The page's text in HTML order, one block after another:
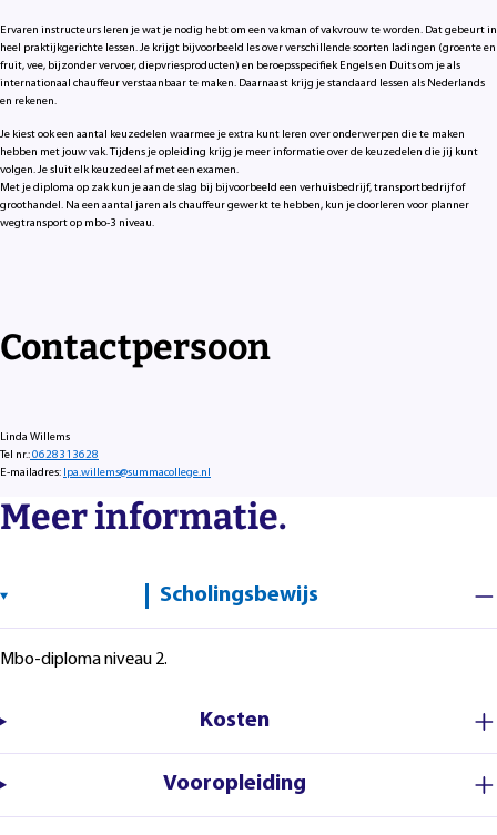
Ervaren instructeurs leren je wat je nodig hebt om een vakman of vakvrouw te worden. Dat gebeurt in
heel praktijkgerichte lessen. Je krijgt bijvoorbeeld les over verschillende soorten ladingen (groente en
fruit, vee, bijzonder vervoer, diepvriesproducten) en beroepsspecifiek Engels en Duits om je als
internationaal chauffeur verstaanbaar te maken. Daarnaast krijg je standaard lessen als Nederlands
en rekenen.
Je kiest ook een aantal keuzedelen waarmee je extra kunt leren over onderwerpen die te maken
hebben met jouw vak. Tijdens je opleiding krijg je meer informatie over de keuzedelen die jij kunt
volgen. Je sluit elk keuzedeel af met een examen.
Met je diploma op zak kun je aan de slag bij bijvoorbeeld een verhuisbedrijf, transportbedrijf of
groothandel. Na een aantal jaren als chauffeur gewerkt te hebben, kun je doorleren voor planner
wegtransport op mbo-3 niveau.
Contactpersoon
Linda Willems
Tel nr.:0628313628
E-mailadres: lpa.willems@summacollege.nl
Meer informatie.
Scholingsbewijs
Mbo-diploma niveau 2.
Kosten
Vooropleiding